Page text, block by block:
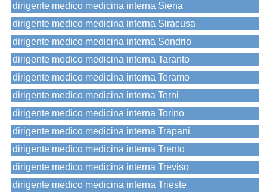
dirigente medico medicina interna Siena
dirigente medico medicina interna Siracusa
dirigente medico medicina interna Sondrio
dirigente medico medicina interna Taranto
dirigente medico medicina interna Teramo
dirigente medico medicina interna Terni
dirigente medico medicina interna Torino
dirigente medico medicina interna Trapani
dirigente medico medicina interna Trento
dirigente medico medicina interna Treviso
dirigente medico medicina interna Trieste